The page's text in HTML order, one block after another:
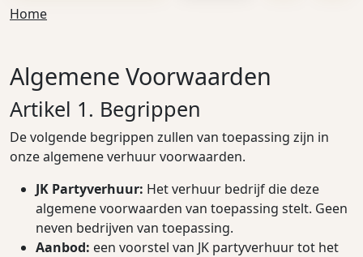
Home
Algemene Voorwaarden
Artikel 1. Begrippen
De volgende begrippen zullen van toepassing zijn in
onze algemene verhuur voorwaarden.
JK Partyverhuur: Het verhuur bedrijf die deze
algemene voorwaarden van toepassing stelt. Geen
neven bedrijven van toepassing.
Aanbod: een voorstel van JK partyverhuur tot het